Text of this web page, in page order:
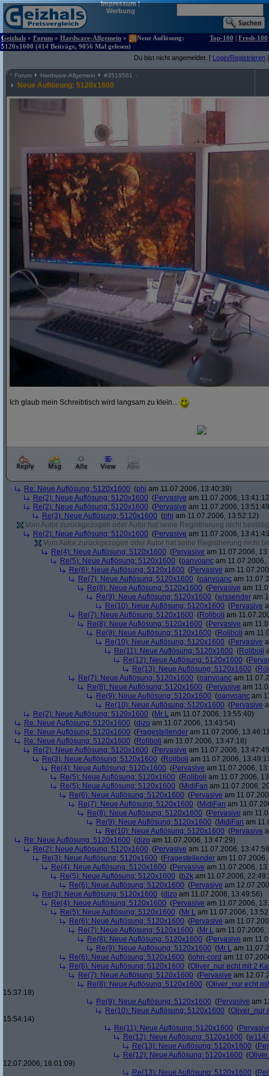
Impressum|
Werbung
Geizhals » Forum » Hardware-Allgemein »
Neue Auflösung:
5120x1600 (414 Beiträge, 9056 Mal gelesen)
Top-100 | Fresh-100
Du bist nicht angemeldet. [ Login/Registrieren ]
^ Forum Hardware-Allgemein #3519561
Neue Auflösung: 5120x1600
Ich glaub mein Schreibtisch wird langsam zu klein...
Re: Neue Auflösung: 5120x1600 (phj am 11.07.2006, 13:40:39)
Re(2): Neue Auflösung: 5120x1600 (Pervasive am 11.07.2006,
Re(2): Neue Auflösung: 5120x1600 (Pervasive am 11.07.2006,
Re(3): Neue Auflösung: 5120x1600 (phj am 11.07.2006, 13:52:12)
Vom Autor zurückgezogen oder Autor hat seine Registrierung nicht
Re(2): Neue Auflösung: 5120x1600 (Pervasive am 11.07.2006,
Vom Autor zurückgezogen oder Autor hat seine Registrierung nicht
Re(4): Neue Auflösung: 5120x1600 (Pervasive am 11.07.2006,
Re(5): Neue Auflösung: 5120x1600 (oanvoanc am 11.07.2006,
Re(6): Neue Auflösung: 5120x1600 (Pervasive am
Re(7): Neue Auflösung: 5120x1600 (oanvoanc am
Re(8): Neue Auflösung: 5120x1600 (Pervasive am
Re(9): Neue Auflösung: 5120x1600 (wissender am
Re(10): Neue Auflösung: 5120x1600 (Pervasive
Re(7): Neue Auflösung: 5120x1600 (Roliboli am
Re(8): Neue Auflösung: 5120x1600 (Pervasive am
Re(9): Neue Auflösung: 5120x1600 (Roliboli am
Re(10): Neue Auflösung: 5120x1600 (Pervasive
Re(11): Neue Auflösung: 5120x1600 (Roliboli
Re(12): Neue Auflösung: 5120x1600 (
Re(13): Neue Auflösung: 5120x1600 (
Re(7): Neue Auflösung: 5120x1600 (oanvoanc am
Re(8): Neue Auflösung: 5120x1600 (Pervasive am
Re(9): Neue Auflösung: 5120x1600 (oanvoanc am
Re(10): Neue Auflösung: 5120x1600 (Pervasive
Re(2): Neue Auflösung: 5120x1600 (Mr L am 11.07.2006, 13:55:40)
Re: Neue Auflösung: 5120x1600 (dizo am 11.07.2006, 13:43:54)
Re: Neue Auflösung: 5120x1600 (Fragestellender am 11.07.2006,
Re: Neue Auflösung: 5120x1600 (Roliboli am 11.07.2006, 13:47:18)
Re(2): Neue Auflösung: 5120x1600 (Pervasive am 11.07.2006,
Re(3): Neue Auflösung: 5120x1600 (Roliboli am 11.07.2006,
Re(4): Neue Auflösung: 5120x1600 (Pervasive am 11.07.2006,
Re(5): Neue Auflösung: 5120x1600 (Roliboli am 11.07.2006,
Re(5): Neue Auflösung: 5120x1600 (MidiFan am 11.07.2006,
Re(6): Neue Auflösung: 5120x1600 (Pervasive am
Re(7): Neue Auflösung: 5120x1600 (MidiFan am
Re(8): Neue Auflösung: 5120x1600 (Pervasive am
Re(9): Neue Auflösung: 5120x1600 (MidiFan am
Re(10): Neue Auflösung: 5120x1600 (Pervasive
Re: Neue Auflösung: 5120x1600 (dizo am 11.07.2006, 13:47:29)
Re(2): Neue Auflösung: 5120x1600 (Pervasive am 11.07.2006,
Re(3): Neue Auflösung: 5120x1600 (Fragestellender am
Re(4): Neue Auflösung: 5120x1600 (Pervasive am 11.07.2006,
Re(5): Neue Auflösung: 5120x1600 (b2k am 11.07.2006,
Re(6): Neue Auflösung: 5120x1600 (Pervasive am
Re(3): Neue Auflösung: 5120x1600 (dizo am 11.07.2006, 13:49:56)
Re(4): Neue Auflösung: 5120x1600 (Pervasive am 11.07.2006,
Re(5): Neue Auflösung: 5120x1600 (Mr L am 11.07.2006,
Re(6): Neue Auflösung: 5120x1600 (Pervasive am
Re(7): Neue Auflösung: 5120x1600 (Mr L am 11.07.2006,
Re(8): Neue Auflösung: 5120x1600 (Pervasive am
Re(9): Neue Auflösung: 5120x1600 (Mr L am
Re(6): Neue Auflösung: 5120x1600 (john-cord am
Re(6): Neue Auflösung: 5120x1600 (Oliver_nur echt mit 2
Re(7): Neue Auflösung: 5120x1600 (Pervasive am
Re(8): Neue Auflösung: 5120x1600 (Oliver_nur echt
15:37:18)
Re(9): Neue Auflösung: 5120x1600 (Pervasive am
Re(10): Neue Auflösung: 5120x1600 (Oliver_nur
15:54:14)
Re(11): Neue Auflösung: 5120x1600 (
Re(12): Neue Auflösung: 5120x1600 (
Re(13): Neue Auflösung: 5120x1600 (
Re(12): Neue Auflösung: 5120x1600 (
12.07.2006, 16:01:09)
Re(13): Neue Auflösung: 5120x1600 (